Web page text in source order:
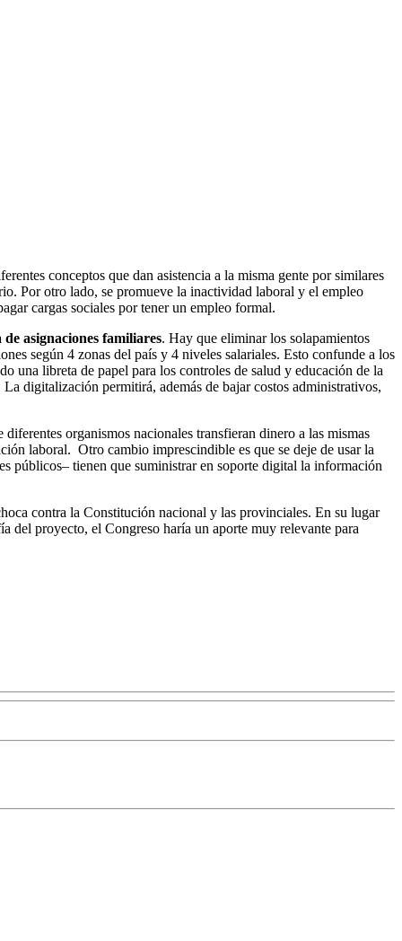
conceptos que dan asistencia a la misma gente por similares
Por otro lado, se promueve la inactividad laboral y el empleo
cargas sociales por tener un empleo formal.
asignaciones familiares. Hay que eliminar los solapamientos
según 4 zonas del país y 4 niveles salariales. Esto confunde a los
una libreta de papel para los controles de salud y educación de la
digitalización permitirá, además de bajar costos administrativos,
organismos nacionales transfieran dinero a las mismas
laboral. Otro cambio imprescindible es que se deje de usar la
públicos– tienen que suministrar en soporte digital la información
contra la Constitución nacional y las provinciales. En su lugar
del proyecto, el Congreso haría un aporte muy relevante para